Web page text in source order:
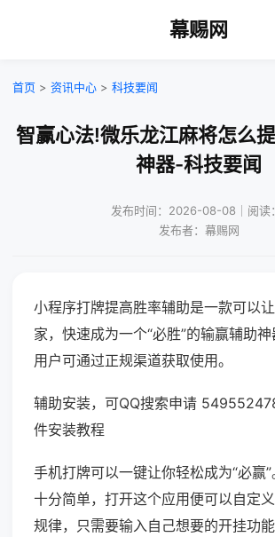
幕赐网
首页 > 资讯中心 > 科技要闻
智赢心法!微乐龙江麻将怎么
神器-科技要闻
发布时间：2026-08-08｜阅读
发布者：幕赐网
小程序打牌提高胜率辅助是一款可以
家，快速成为一个“必胜”的输赢辅助
用户可通过正规渠道获取使用。
辅助安装，可QQ搜索申请
件安装教程
手机打牌可以一键让你轻松成为“必赢
十分简单，打开这个应用便可以自定
规律，只需要输入自己想要的开挂功